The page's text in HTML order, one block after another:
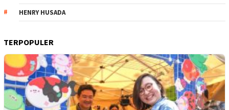
HENRY HUSADA
TERPOPULER